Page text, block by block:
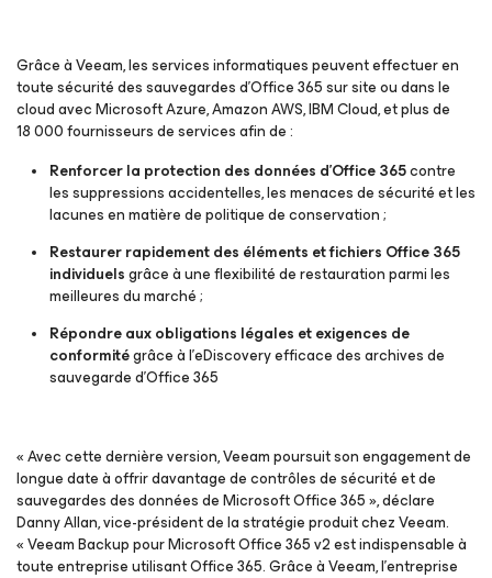
Grâce à Veeam, les services informatiques peuvent effectuer en
toute sécurité des sauvegardes d’Office 365 sur site ou dans le
cloud avec Microsoft Azure, Amazon AWS, IBM Cloud, et plus de
18 000 fournisseurs de services afin de :
Renforcer la protection des données d’Office 365contre
les suppressions accidentelles, les menaces de sécurité et les
lacunes en matière de politique de conservation ;
Restaurer rapidement des éléments et fichiers Office 365
individuelsgrâce à une flexibilité de restauration parmi les
meilleures du marché ;
Répondre aux obligations légales et exigences de
conformitégrâce à l’eDiscovery efficace des archives de
sauvegarde d’Office 365
« Avec cette dernière version, Veeam poursuit son engagement de
longue date à offrir davantage de contrôles de sécurité et de
sauvegardes des données de Microsoft Office 365 », déclare
Danny Allan, vice-président de la stratégie produit chez Veeam.
« Veeam Backuppour Microsoft Office 365 v2est indispensable à
toute entreprise utilisant Office 365.Grâce à Veeam, l’entreprise